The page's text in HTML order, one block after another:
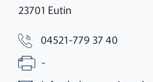
23701 Eutin
04521-779 37 40
-